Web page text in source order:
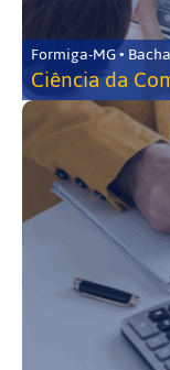
Formiga-MG •
Ciência da